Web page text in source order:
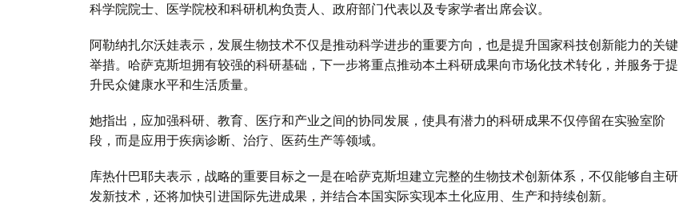
科学院院士、医学院校和科研机构负责人、政府部门代表以及专家学者出席会议。
阿勒纳扎尔沃娃表示，发展生物技术不仅是推动科学进步的重要方向，也是提升国家科技创新能力的关键
举措。哈萨克斯坦拥有较强的科研基础，下一步将重点推动本土科研成果向市场化技术转化，并服务于提
升民众健康水平和生活质量。
她指出，应加强科研、教育、医疗和产业之间的协同发展，使具有潜力的科研成果不仅停留在实验室阶
段，而是应用于疾病诊断、治疗、医药生产等领域。
库热什巴耶夫表示，战略的重要目标之一是在哈萨克斯坦建立完整的生物技术创新体系，不仅能够自主研
发新技术，还将加快引进国际先进成果，并结合本国实际实现本土化应用、生产和持续创新。